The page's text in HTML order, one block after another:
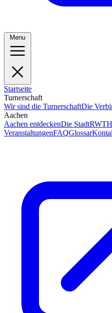
Menu
Startseite
Turnerschaft
Wir sind die TurnerschaftDie
Aachen
Aachen entdeckenDie Stadt
VeranstaltungenFAQGlossar